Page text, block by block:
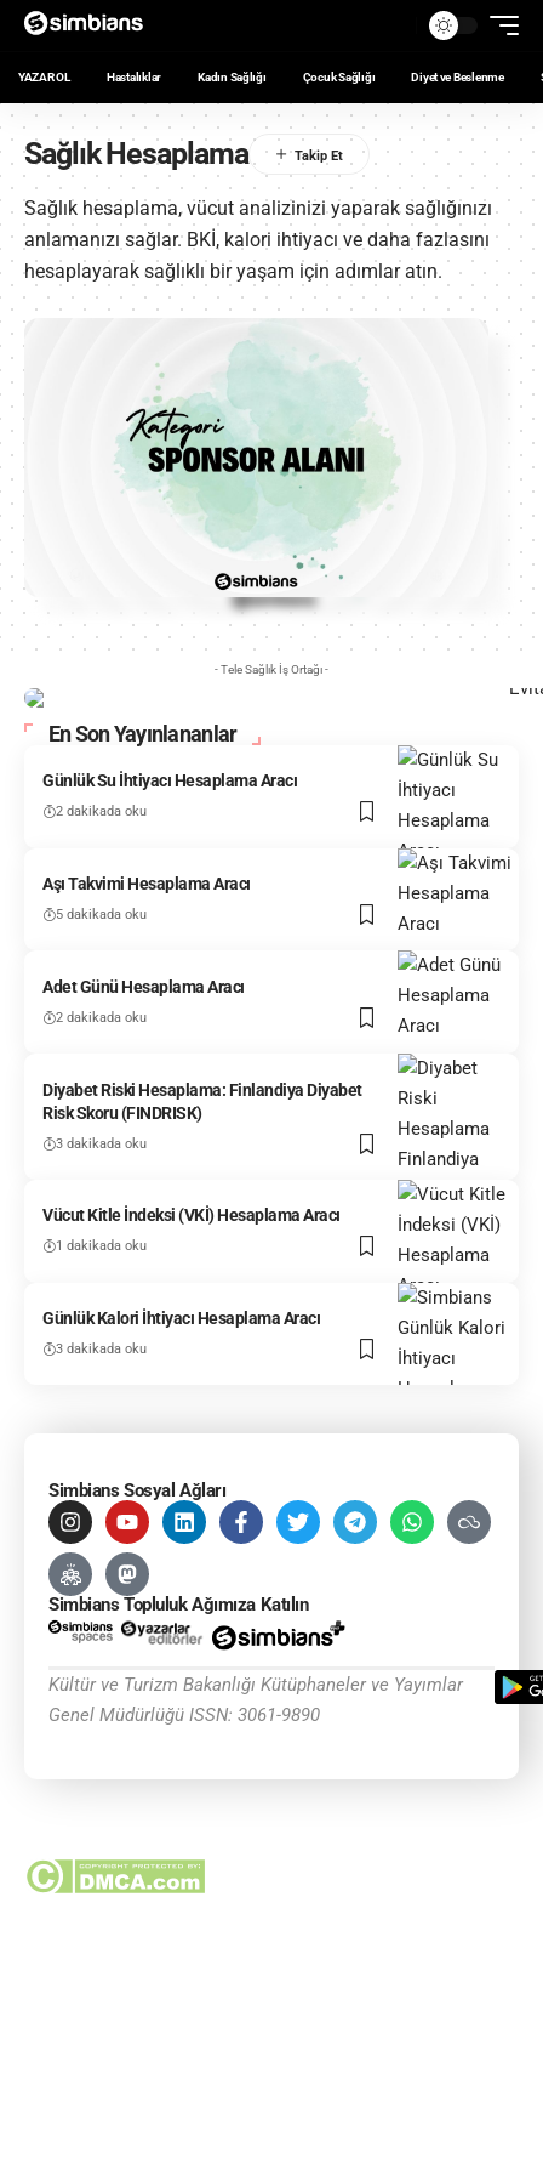
YAZAR OL Hastalıklar Kadın Sağlığı Çocuk Sağlığı Diyet ve Beslenme
Sağlık Hesaplama
Sağlık hesaplama, vücut analizinizi yaparak sağlığınızı
anlamanızı sağlar. BKİ, kalori ihtiyacı ve daha fazlasını
hesaplayarak sağlıklı bir yaşam için adımlar atın.
- Tele Sağlık İş Ortağı -
En Son Yayınlananlar
Günlük Su İhtiyacı Hesaplama Aracı
2 dakikada oku
Aşı Takvimi Hesaplama Aracı
5 dakikada oku
Adet Günü Hesaplama Aracı
2 dakikada oku
Diyabet Riski Hesaplama: Finlandiya Diyabet
Risk Skoru (FINDRISK)
3 dakikada oku
Vücut Kitle İndeksi (VKİ) Hesaplama Aracı
1 dakikada oku
Günlük Kalori İhtiyacı Hesaplama Aracı
3 dakikada oku
Simbians Sosyal Ağları
Simbians Topluluk Ağımıza Katılın
Kültür ve Turizm Bakanlığı Kütüphaneler ve Yayımlar
Genel Müdürlüğü ISSN: 3061-9890